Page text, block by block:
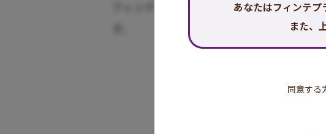
は、脳内のセロトニンやイ
あなたはフィンテプ
また、
同意する